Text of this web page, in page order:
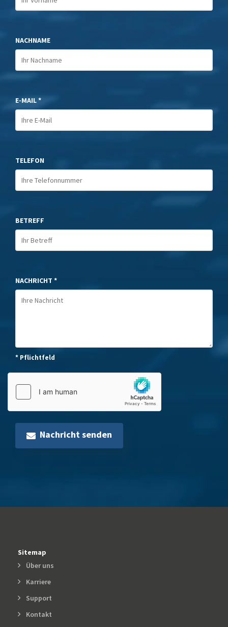
NACHNAME
E-MAIL *
TELEFON
BETREFF
NACHRICHT *
* Pflichtfeld
Nachricht senden
Sitemap
Über uns
Karriere
Support
Kontakt